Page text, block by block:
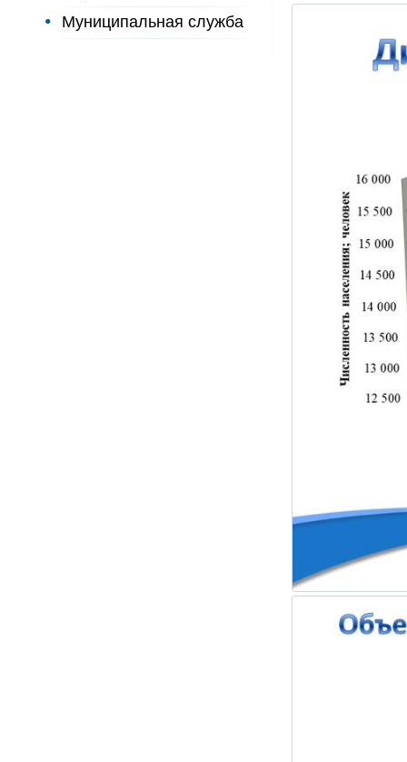
Муниципальная служба